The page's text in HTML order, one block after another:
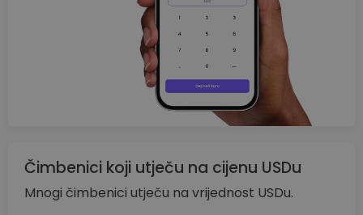
Čimbenici koji utječu na cijenu USDu
Mnogi čimbenici utječu na vrijednost USDu.